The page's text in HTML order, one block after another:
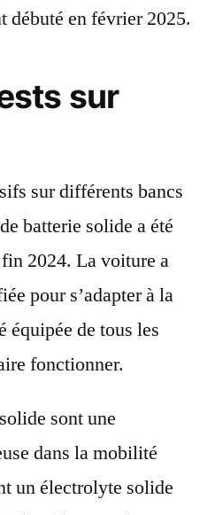
débuté en février 2025.
sur
sur différents bancs
batterie solide a été
2024. La voiture a
pour s’adapter à la
équipée de tous les
fonctionner.
sont une
dans la mobilité
un électrolyte solide